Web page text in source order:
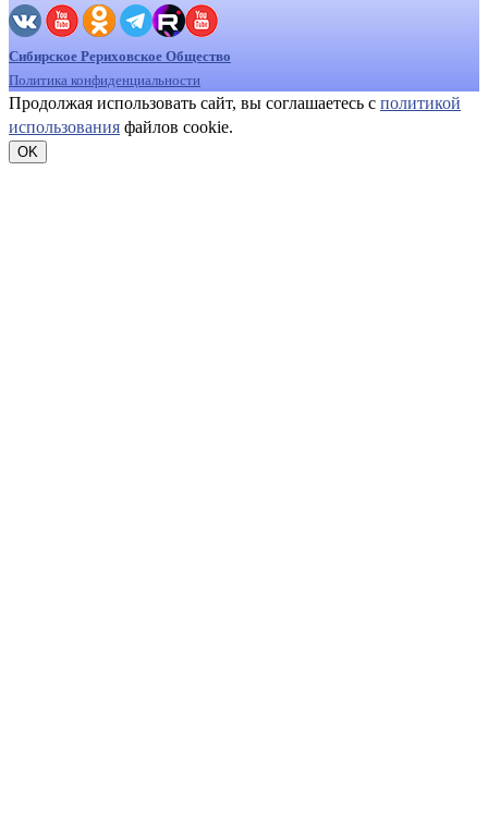
Сибирское Рериховское Общество
Политика конфиденциальности
Продолжая использовать сайт, вы соглашаетесь с политикой
использования файлов cookie.
OK